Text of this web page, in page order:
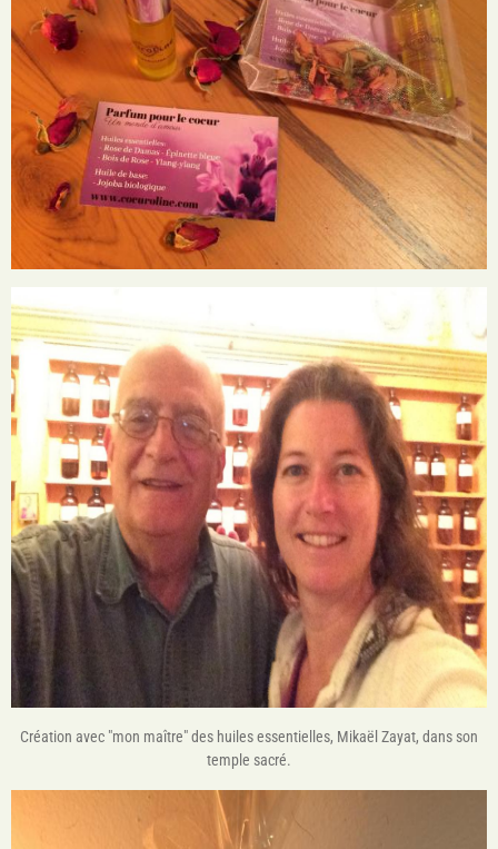
Création avec "mon maître" des huiles essentielles, Mikaël Zayat, dans son
temple sacré.